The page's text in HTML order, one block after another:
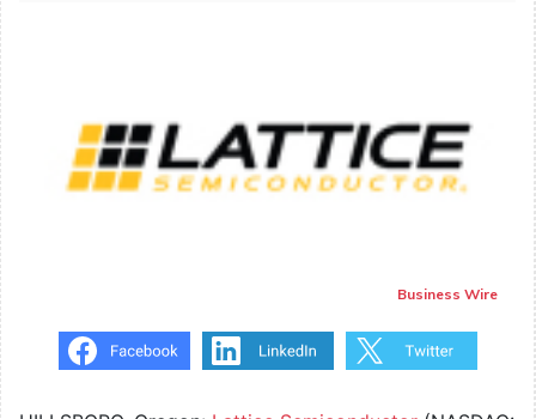
Business Wire